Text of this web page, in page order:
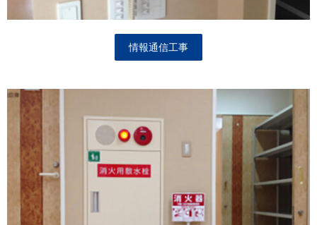
情報通信工事